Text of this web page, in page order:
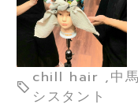
chill hair ,中馬
シスタント